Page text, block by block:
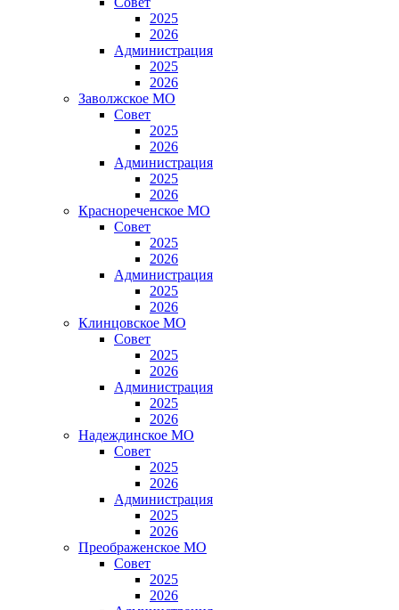
2025
2026
Администрация
2025
2026
Заволжское МО
Совет
2025
2026
Администрация
2025
2026
Краснореченское МО
Совет
2025
2026
Администрация
2025
2026
Клинцовское МО
Совет
2025
2026
Администрация
2025
2026
Надеждинское МО
Совет
2025
2026
Администрация
2025
2026
Преображенское МО
Совет
2025
2026